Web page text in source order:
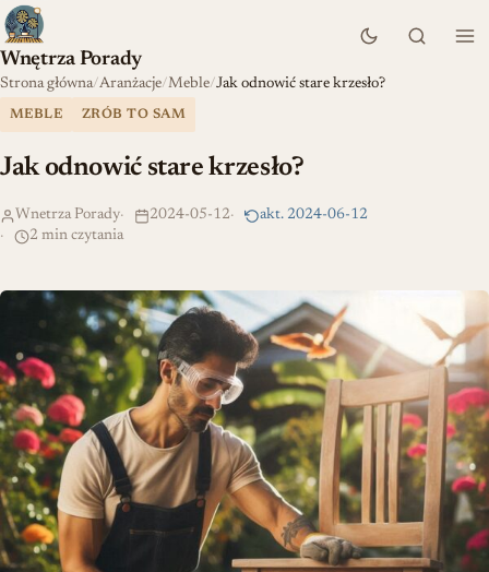
Wnętrza Porady
Strona główna Aranżacje Meble Jak odnowić stare krzesło?
MEBLE ZRÓB TO SAM
Jak odnowić stare krzesło?
Wnetrza Porady 2024-05-12
akt. 2024-06-12
2 min czytania